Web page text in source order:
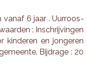
vanaf 6 jaar . Uur­roos­
: In­schrij­vin­gen
kin­de­ren en jon­ge­ren
Bij­dra­ge : 20